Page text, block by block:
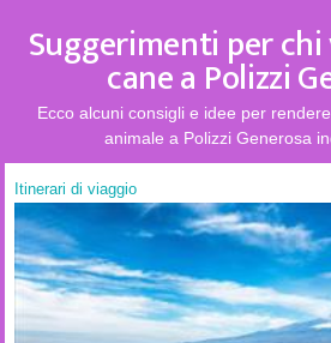
Suggerimenti per
cane a Polizzi
Ecco alcuni consigli e idee per
animale a Polizzi Generosa
Itinerari di viaggio